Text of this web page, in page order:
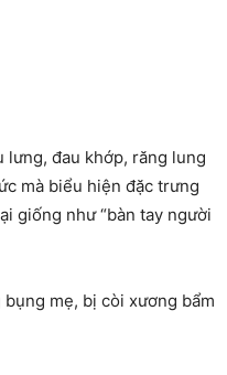
lưng, đau khớp, răng lung
mà biểu hiện đặc trưng
giống như “bàn tay người
mẹ, bị còi xương bẩm